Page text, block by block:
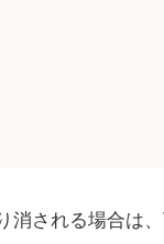
消される場合は